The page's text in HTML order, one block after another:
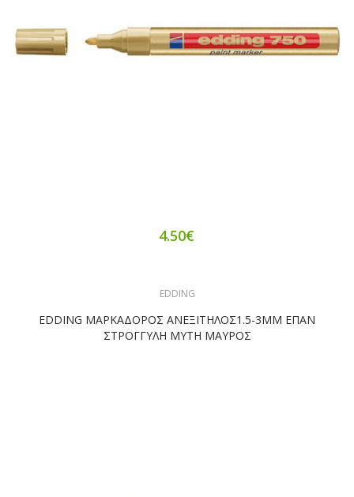
4.50€
EDDING
EDDING ΜΑΡΚΑΔΟΡΟΣ ΑΝΕΞΙΤΗΛΟΣ1.5-3ΜΜ ΕΠΑΝ
ΣΤΡΟΓΓΥΛΗ ΜΥΤΗ ΜΑΥΡΟΣ